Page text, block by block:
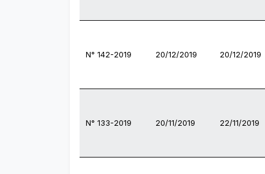
N° 142-2019 20/12/2019 20/12/2019
N° 133-2019 20/11/2019 22/11/2019